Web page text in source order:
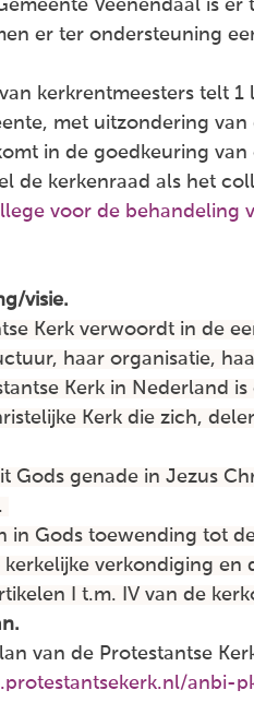
Veenendaal is
er ter ondersteuning
kerkrentmeesters telt
met uitzondering
in de goedkeuring
de kerkenraad als het
voor de behandeling
visie.
Kerk verwoordt in de
haar organisatie,
Kerk in Nederland
Kerk die zich,
Gods genade in Jezus
in Gods toewending tot
verkondiging en
I t.m. IV van de
van de Protestantse
anbi-